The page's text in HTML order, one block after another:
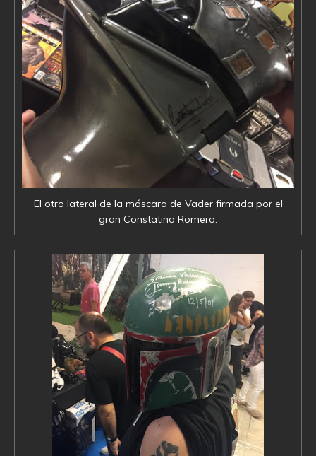
El otro lateral de la máscara de Vader firmada por el
gran Constatino Romero.